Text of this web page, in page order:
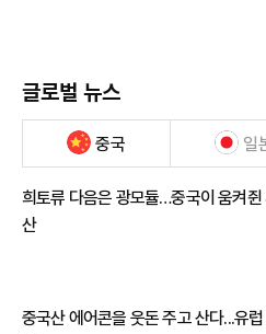
글로벌 뉴스
중국 일
희토류 다음은 광모듈…중국이 움켜쥔
산
중국산 에어콘을 웃돈 주고 산다...유럽